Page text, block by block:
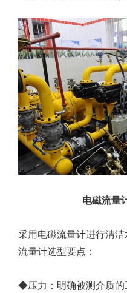
电磁流量
采用电磁流量计进行清
流量计选型要点：
◆压力：明确被测介质的